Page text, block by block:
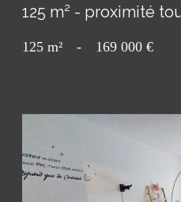
125 m² - proximité
125 m² - 169 000 €